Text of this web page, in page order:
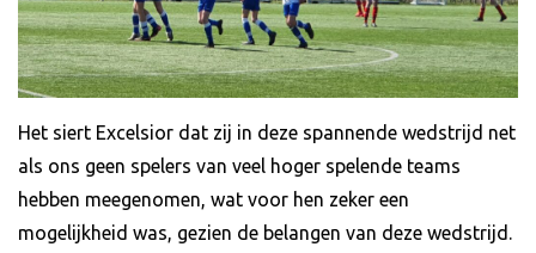
Het siert Excelsior dat zij in deze spannende wedstrijd net
als ons geen spelers van veel hoger spelende teams
hebben meegenomen, wat voor hen zeker een
mogelijkheid was, gezien de belangen van deze wedstrijd.